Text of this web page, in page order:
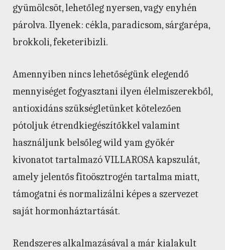
gyümölcsöt, lehetőleg nyersen, vagy enyhén
párolva. Ilyenek: cékla, paradicsom, sárgarépa,
brokkoli, feketeribizli.
Amennyiben nincs lehetőségünk elegendő
mennyiséget fogyasztani ilyen élelmiszerekből,
antioxidáns szükségletünket kötelezően
pótoljuk étrendkiegészítőkkel valamint
használjunk belsőleg wild yam gyökér
kivonatot tartalmazó VILLAROSA kapszulát,
amely jelentős fitoösztrogén tartalma miatt,
támogatni és normalizálni képes a szervezet
saját hormonháztartását.
Rendszeres alkalmazásával a már kialakult